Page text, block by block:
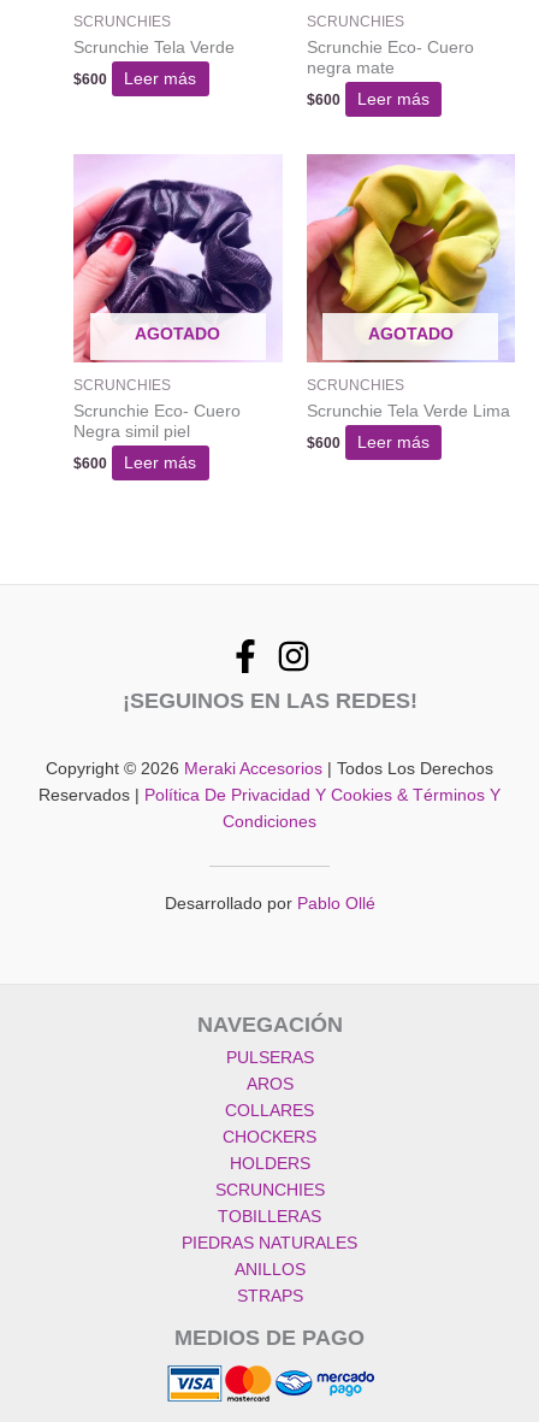
SCRUNCHIES
Scrunchie Tela Verde
$600 Leer más
SCRUNCHIES
Scrunchie Eco- Cuero
negra mate
$600 Leer más
AGOTADO
SCRUNCHIES
Scrunchie Eco- Cuero
Negra simil piel
$600 Leer más
AGOTADO
SCRUNCHIES
Scrunchie Tela Verde Lima
$600 Leer más
¡SEGUINOS EN LAS REDES!
Copyright © 2026 Meraki Accesorios | Todos Los Derechos
Reservados |
Política De Privacidad Y Cookies & Términos Y
Condiciones
Desarrollado por Pablo Ollé
NAVEGACIÓN
PULSERAS
AROS
COLLARES
CHOCKERS
HOLDERS
SCRUNCHIES
TOBILLERAS
PIEDRAS NATURALES
ANILLOS
STRAPS
MEDIOS DE PAGO